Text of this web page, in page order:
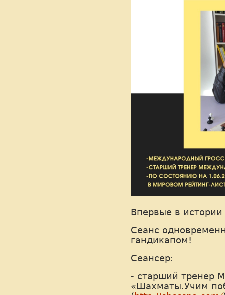
Впервые в
Сеанс
гандикапом!
Сеансер:
- старший тренер
«Шахматы.Учим